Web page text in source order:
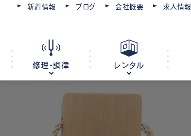
新着情報 ブログ 会社概要 求人情報
修理・調律 レンタル